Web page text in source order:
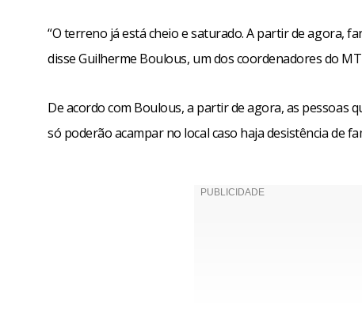
“O terreno já está cheio e saturado. A partir de agora,
disse Guilherme Boulous, um dos coordenadores do
De acordo com Boulous, a partir de agora, as pessoas
só poderão acampar no local caso haja desistência de